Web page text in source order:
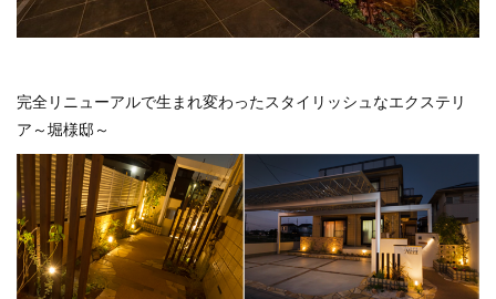
完全リニューアルで生まれ変わったスタイリッシュなエクステリ
ア～堀様邸～